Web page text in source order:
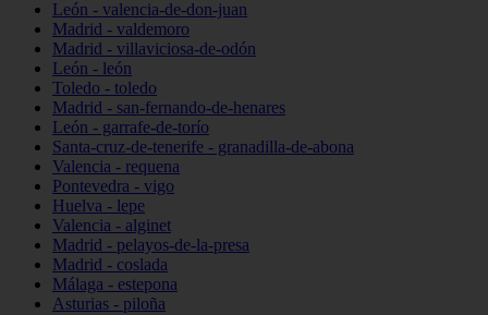
León - valencia-de-don-juan
Madrid - valdemoro
Madrid - villaviciosa-de-odón
León - león
Toledo - toledo
Madrid - san-fernando-de-henares
León - garrafe-de-torío
Santa-cruz-de-tenerife - granadilla-de-abona
Valencia - requena
Pontevedra - vigo
Huelva - lepe
Valencia - alginet
Madrid - pelayos-de-la-presa
Madrid - coslada
Málaga - estepona
Asturias - piloña